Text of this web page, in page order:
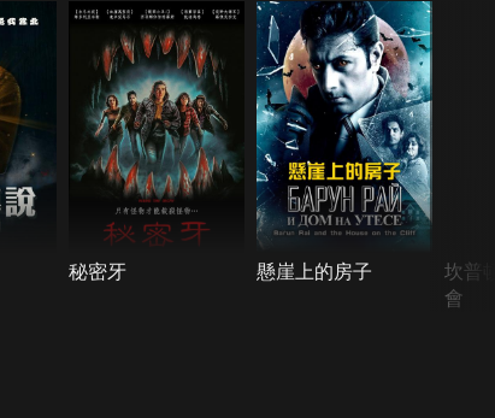
秘密牙 懸崖上的房子
坎普
會